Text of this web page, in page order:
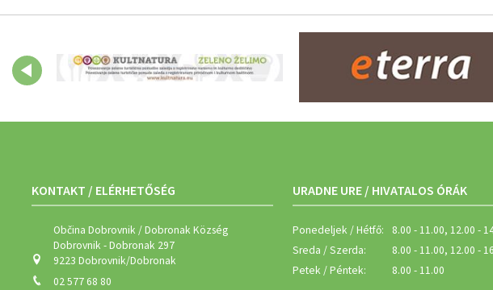
KONTAKT / ELÉRHETŐSÉG
Občina Dobrovnik / Dobronak Község
Dobrovnik - Dobronak 297
9223 Dobrovnik/Dobronak
02 577 68 80
URADNE URE / HIVATALOS ÓRÁK
Ponedeljek / Hétfő:
8.00 - 11.00, 12.00 -
Sreda / Szerda:
8.00 - 11.00, 12.00 -
Petek / Péntek:
8.00 - 11.00